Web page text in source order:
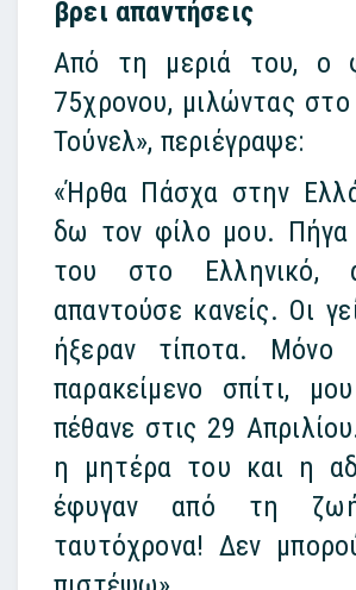
βρει απαντήσεις
Από τη μεριά του, ο
75χρονου, μιλώντας
Τούνελ», περιέγραψε:
«Ήρθα Πάσχα στην
δω τον φίλο μου. Πήγα
του στο Ελληνικό,
απαντούσε κανείς. Οι
ήξεραν τίποτα. Μόνο
παρακείμενο σπίτι,
πέθανε στις 29
η μητέρα του και η
έφυγαν από τη
ταυτόχρονα! Δεν